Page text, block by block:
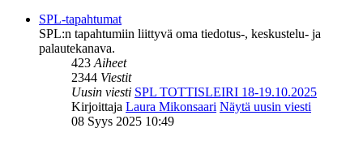
SPL-tapahtumat
SPL:n tapahtumiin liittyvä oma tiedotus-, keskustelu- ja
palautekanava.
423Aiheet
2344 Viestit
Uusin viesti SPL TOTTISLEIRI 18-19.10.2025
Kirjoittaja Laura Mikonsaari Näytä uusin viesti
08 Syys 2025 10:49